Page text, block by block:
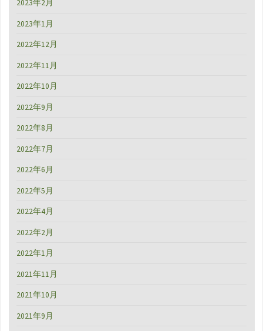
2023年2月
2023年1月
2022年12月
2022年11月
2022年10月
2022年9月
2022年8月
2022年7月
2022年6月
2022年5月
2022年4月
2022年2月
2022年1月
2021年11月
2021年10月
2021年9月